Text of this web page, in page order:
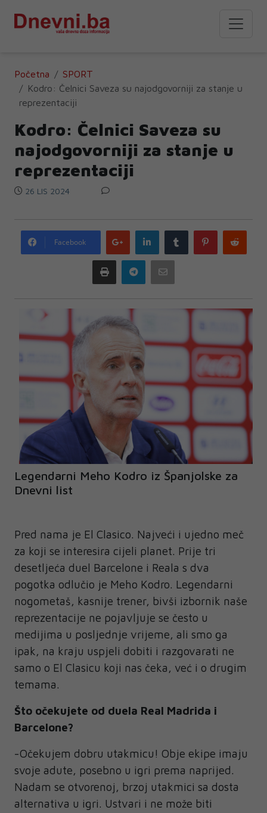
Početna
SPORT
Kodro: Čelnici Saveza su najodgovorniji za stanje u
reprezentaciji
Kodro: Čelnici Saveza su
najodgovorniji za stanje u
reprezentaciji
26 LIS 2024
Facebook
Google
plus
LinkedIn Tumblr Pinterest
Print Telegram
Legendarni Meho Kodro iz Španjolske za
Dnevni list
Pred nama je El Clasico. Najveći i ujedno meč
za koji se interesira cijeli planet. Prije tri
desetljeća duel Barcelone i Reala s dva
pogotka odlučio je Meho Kodro. Legendarni
nogometaš, kasnije trener, bivši izbornik naše
reprezentacije ne pojavljuje se često u
medijima u posljednje vrijeme, ali smo ga
ipak, na kraju uspjeli dobiti i razgovarati ne
samo o El Clasicu koji nas čeka, već i o drugim
temama.
Što očekujete od duela Real Madrida i
Barcelone?
-Očekujem dobru utakmicu! Obje ekipe imaju
svoje adute, posebno u igri prema naprijed.
Nadam se otvorenoj, brzoj utakmici sa dosta
alternativa u igri. Ustvari i ne može biti